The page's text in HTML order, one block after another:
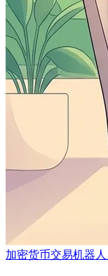
加密货币交易机器人